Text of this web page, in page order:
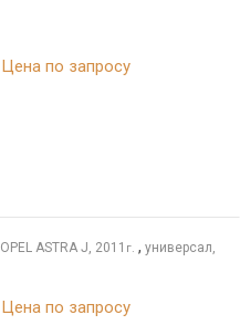
Цена по запросу
OPEL ASTRA J, 2011 г. , универсал,
Цена по запросу